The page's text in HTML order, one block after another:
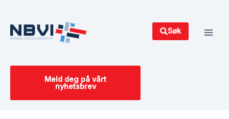
innholdet
Søk
Meld deg på vårt
nyhetsbrev